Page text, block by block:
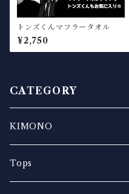
トンズくんマフラータオル
¥2,750
CATEGORY
KIMONO
Tops